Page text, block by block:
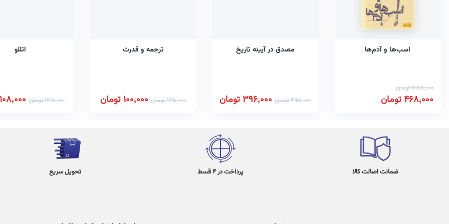
اسب‌ها و آدم‌ها
585,000تومان
468,000تومان
مصدق در آیینه تاریخ
495,000تومان 396,000تومان
ترجمه و قدرت
125,000تومان 100,000تومان
اتللو
135,000تومان 108,000
ضمانت اصالت کالا پرداخت در 4 قسط تحویل سریع